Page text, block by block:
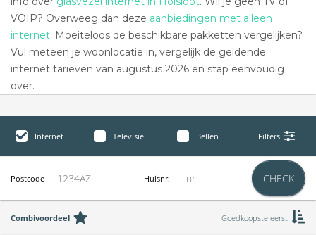
VOIP? Overweeg dan deze aanbiedingen met alleen
internet. Moeiteloos de beschikbare pakketten vergelijken?
Vul meteen je woonlocatie in, vergelijk de geldende
internet tarieven van augustus 2026 en stap eenvoudig
over.
Internet Televisie Bellen Filters
Postcode Huisnr. CHECK
Combivoordeel Goedkoopste eerst